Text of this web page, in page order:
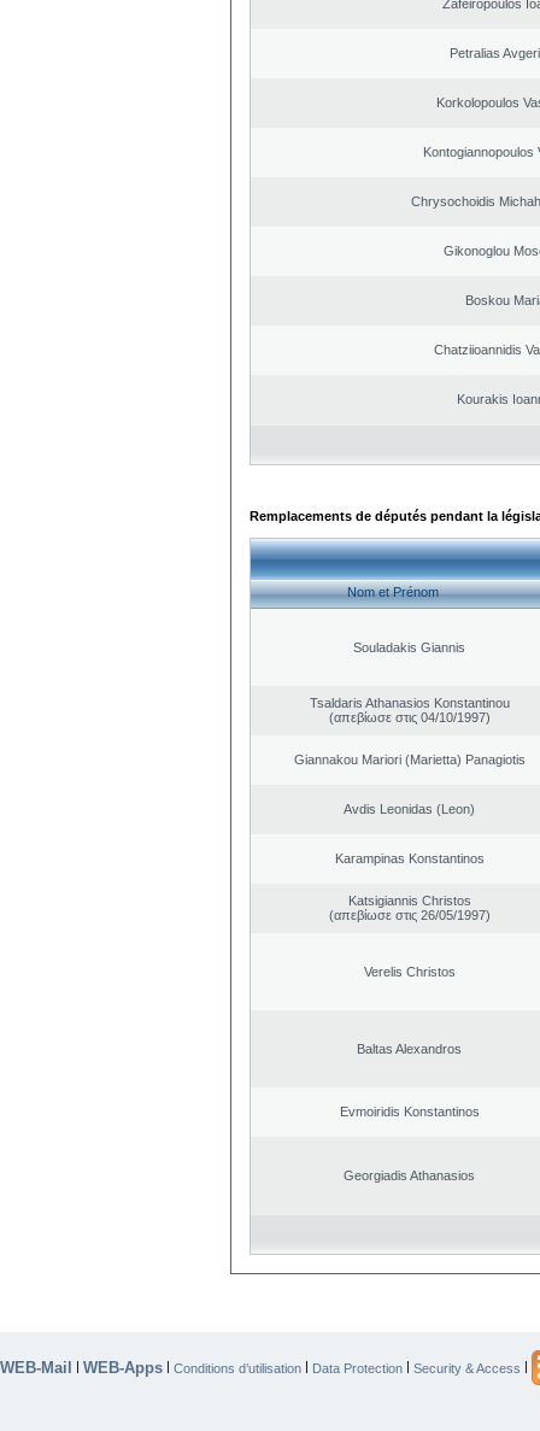
Zafeiropoulos
Petralias
Korkolopoulos
Kontogiannopoulos
Chrysochoidis
Gikonoglou
Boskou
Chatziioannidis
Kourakis
Remplacements de députés pendant la
Nom et Prénom
Souladakis Giannis
Tsaldaris Athanasios Konstantinou
(απεβίωσε στις 04/10/1997)
Giannakou Mariori (Marietta) Panagiotis
Avdis Leonidas (Leon)
Karampinas Konstantinos
Katsigiannis Christos
(απεβίωσε στις 26/05/1997)
Verelis Christos
Baltas Alexandros
Evmoiridis Konstantinos
Georgiadis Athanasios
WEB-Mail | WEB-Apps | Conditions d’utilisation | Data Protection | Security & Access |